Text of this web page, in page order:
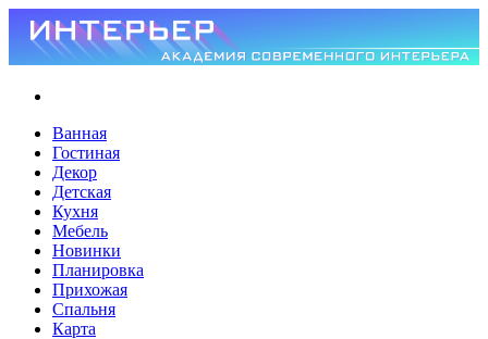
Ванная
Гостиная
Декор
Детская
Кухня
Мебель
Новинки
Планировка
Прихожая
Спальня
Карта